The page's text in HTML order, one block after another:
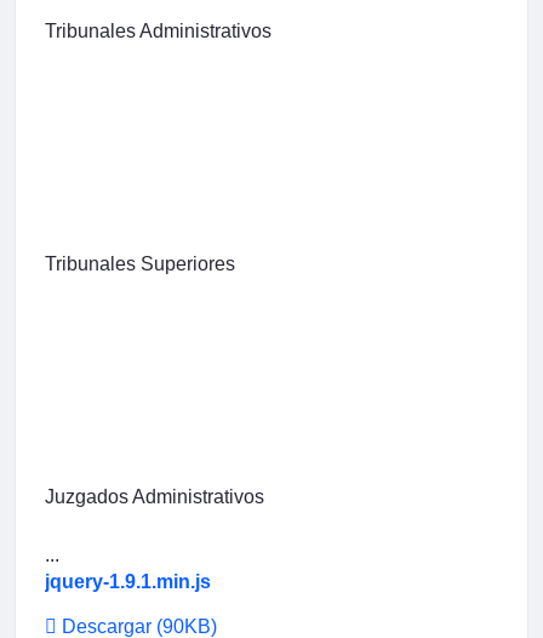
Tribunales Administrativos
Tribunales Superiores
Juzgados Administrativos
...
jquery-1.9.1.min.js
Descargar (90KB)